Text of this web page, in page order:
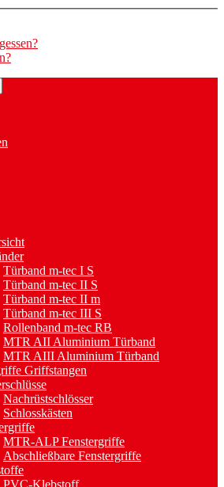
Türband m-tec I S
Türband m-tec II S
Türband m-tec II m
Türband m-tec III S
Rollenband m-tec RB
MTR AII Aluminium Türband
MTR AIII Aluminium Türband
Griffstangen
Nachrüstschlösser
Schlosskästen
MTR-ALP Fenstergriffe
Abschließbare Fenstergriffe
PVC-Klebstoff